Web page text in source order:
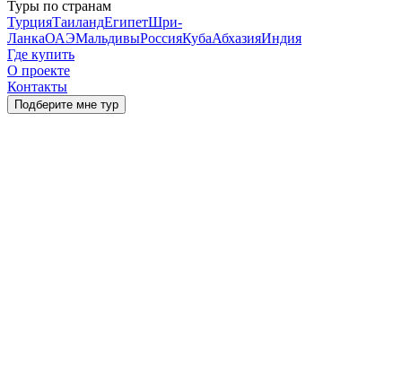
Туры по странам
ТурцияТаиландЕгипетШри-
ЛанкаОАЭМальдивыРоссияКубаАбхазияИндия
Где купить
О проекте
Контакты
Подберите мне тур